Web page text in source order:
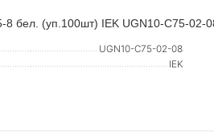
бел. (уп.100шт) IEK UGN10-C75-02-
UGN10-C75-02-08
IEK